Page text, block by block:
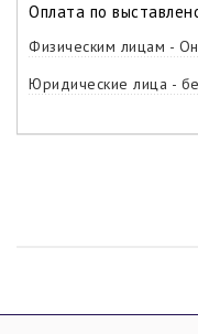
Оплата по
Физическим лицам -
Юридические лица -